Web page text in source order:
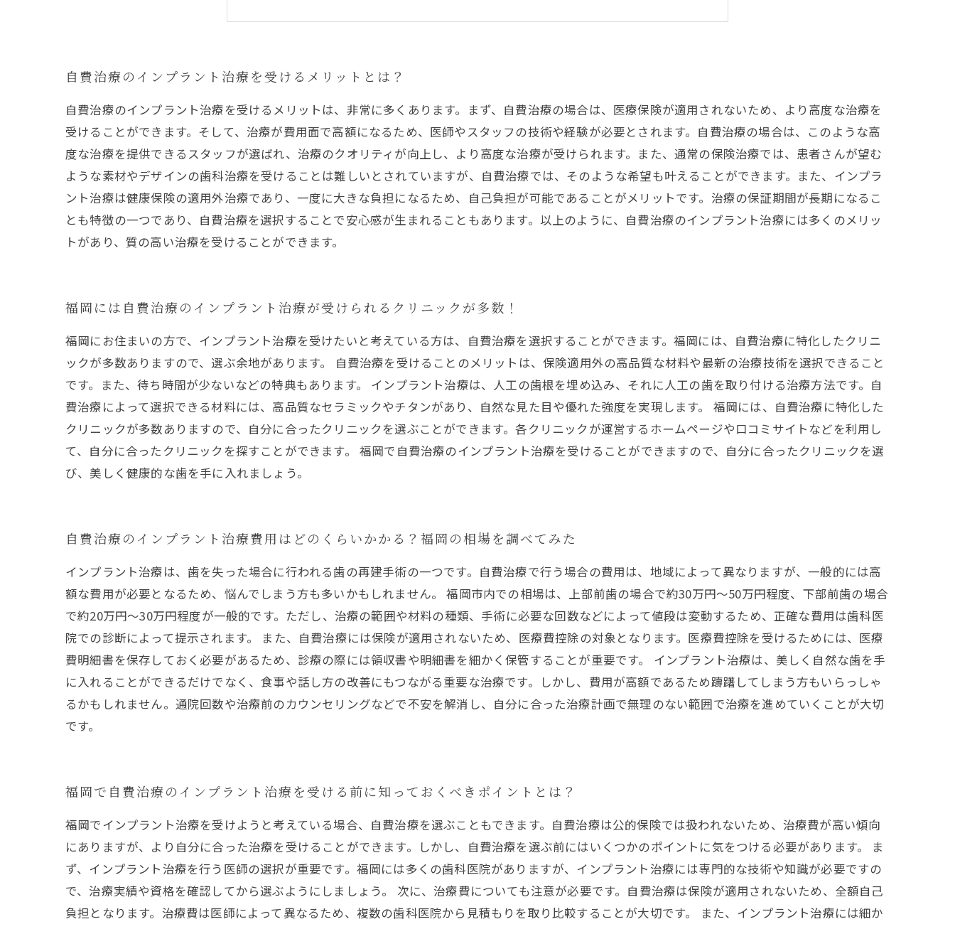
自費治療のインプラント治療を受けるメリットとは？
自費治療のインプラント治療を受けるメリットは、非常に多くあります。まず、自費治療の場合は、医療保険が適用されないため、より高度な治療を
受けることができます。そして、治療が費用面で高額になるため、医師やスタッフの技術や経験が必要とされます。自費治療の場合は、このような高
度な治療を提供できるスタッフが選ばれ、治療のクオリティが向上し、より高度な治療が受けられます。また、通常の保険治療では、患者さんが望む
ような素材やデザインの歯科治療を受けることは難しいとされていますが、自費治療では、そのような希望も叶えることができます。また、インプラ
ント治療は健康保険の適用外治療であり、一度に大きな負担になるため、自己負担が可能であることがメリットです。治療の保証期間が長期になるこ
とも特徴の一つであり、自費治療を選択することで安心感が生まれることもあります。以上のように、自費治療のインプラント治療には多くのメリッ
トがあり、質の高い治療を受けることができます。
福岡には自費治療のインプラント治療が受けられるクリニックが多数！
福岡にお住まいの方で、インプラント治療を受けたいと考えている方は、自費治療を選択することができます。福岡には、自費治療に特化したクリニ
ックが多数ありますので、選ぶ余地があります。 自費治療を受けることのメリットは、保険適用外の高品質な材料や最新の治療技術を選択できること
です。また、待ち時間が少ないなどの特典もあります。 インプラント治療は、人工の歯根を埋め込み、それに人工の歯を取り付ける治療方法です。自
費治療によって選択できる材料には、高品質なセラミックやチタンがあり、自然な見た目や優れた強度を実現します。 福岡には、自費治療に特化した
クリニックが多数ありますので、自分に合ったクリニックを選ぶことができます。各クリニックが運営するホームページや口コミサイトなどを利用し
て、自分に合ったクリニックを探すことができます。 福岡で自費治療のインプラント治療を受けることができますので、自分に合ったクリニックを選
び、美しく健康的な歯を手に入れましょう。
自費治療のインプラント治療費用はどのくらいかかる？福岡の相場を調べてみた
インプラント治療は、歯を失った場合に行われる歯の再建手術の一つです。自費治療で行う場合の費用は、地域によって異なりますが、一般的には高
額な費用が必要となるため、悩んでしまう方も多いかもしれません。 福岡市内での相場は、上部前歯の場合で約30万円〜50万円程度、下部前歯の場合
で約20万円〜30万円程度が一般的です。ただし、治療の範囲や材料の種類、手術に必要な回数などによって値段は変動するため、正確な費用は歯科医
院での診断によって提示されます。 また、自費治療には保険が適用されないため、医療費控除の対象となります。医療費控除を受けるためには、医療
費明細書を保存しておく必要があるため、診療の際には領収書や明細書を細かく保管することが重要です。 インプラント治療は、美しく自然な歯を手
に入れることができるだけでなく、食事や話し方の改善にもつながる重要な治療です。しかし、費用が高額であるため躊躇してしまう方もいらっしゃ
るかもしれません。通院回数や治療前のカウンセリングなどで不安を解消し、自分に合った治療計画で無理のない範囲で治療を進めていくことが大切
です。
福岡で自費治療のインプラント治療を受ける前に知っておくべきポイントとは？
福岡でインプラント治療を受けようと考えている場合、自費治療を選ぶこともできます。自費治療は公的保険では扱われないため、治療費が高い傾向
にありますが、より自分に合った治療を受けることができます。しかし、自費治療を選ぶ前にはいくつかのポイントに気をつける必要があります。 ま
ず、インプラント治療を行う医師の選択が重要です。福岡には多くの歯科医院がありますが、インプラント治療には専門的な技術や知識が必要ですの
で、治療実績や資格を確認してから選ぶようにしましょう。 次に、治療費についても注意が必要です。自費治療は保険が適用されないため、全額自己
負担となります。治療費は医師によって異なるため、複数の歯科医院から見積もりを取り比較することが大切です。 また、インプラント治療には細か